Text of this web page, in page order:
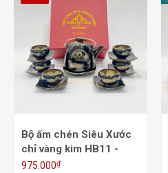
Bộ ấm chén Siêu Xước
chỉ vàng kim HB11 -
600ml
975.000₫